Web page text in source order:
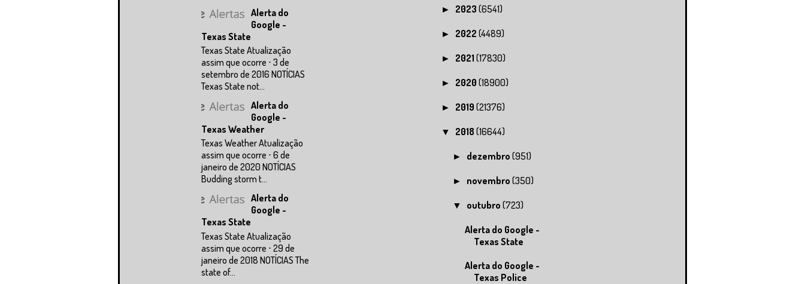
Alerta do
Google -
Texas State
Texas State Atualização
assim que ocorre ⋅ 3 de
setembro de 2016 NOTÍCIAS
Texas State not...
Alerta do
Google -
Texas Weather
Texas Weather Atualização
assim que ocorre ⋅ 6 de
janeiro de 2020 NOTÍCIAS
Budding storm t...
Alerta do
Google -
Texas State
Texas State Atualização
assim que ocorre ⋅ 29 de
janeiro de 2018 NOTÍCIAS The
state of...
► 2023 (6541)
► 2022 (4489)
► 2021 (17830)
► 2020 (18900)
► 2019 (21376)
▼ 2018 (16644)
► dezembro(951)
► novembro(350)
▼ outubro(723)
Alerta do Google -
Texas State
Alerta do Google -
Texas Police